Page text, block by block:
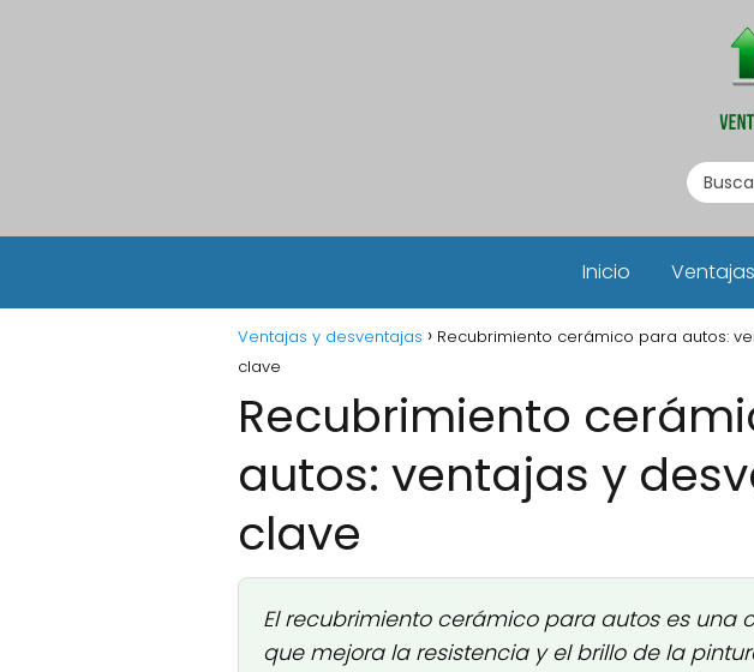
Inicio
Ventajas y desventajas
Recubrimiento cerámico para autos:
clave
Recubrimiento
autos: ventajas y
clave
El recubrimiento cerámico para autos es una
que mejora la resistencia y el brillo de la